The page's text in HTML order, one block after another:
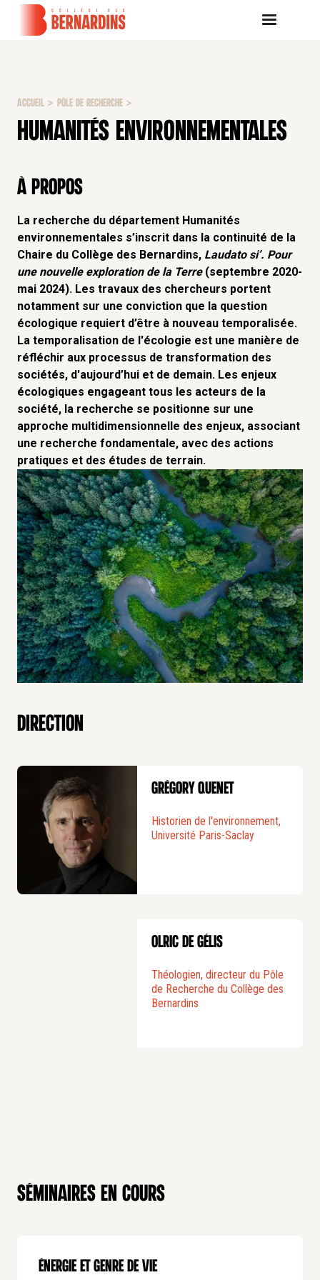
ACCUEIL > PÔLE DE RECHERCHE >
HUMANITÉS ENVIRONNEMENTALES
À propos
La recherche du département Humanités
environnementales s’inscrit dans la continuité de la
Chaire du Collège des Bernardins, Laudato si’. Pour
une nouvelle exploration de la Terre (septembre 2020-
mai 2024). Les travaux des chercheurs portent
notamment sur une conviction que la question
écologique requiert d’être à nouveau temporalisée.
La temporalisation de l'écologie est une manière de
réfléchir aux processus de transformation des
sociétés, d'aujourd’hui et de demain. Les enjeux
écologiques engageant tous les acteurs de la
société, la recherche se positionne sur une
approche multidimensionnelle des enjeux, associant
une recherche fondamentale, avec des actions
pratiques et des études de terrain.
Direction
Grégory Quenet
Historien de l'environnement,
Université Paris-Saclay
Olric de Gélis
Théologien, directeur du Pôle
de Recherche du Collège des
Bernardins
Séminaires en cours
ÉNERGIE ET GENRE DE VIE